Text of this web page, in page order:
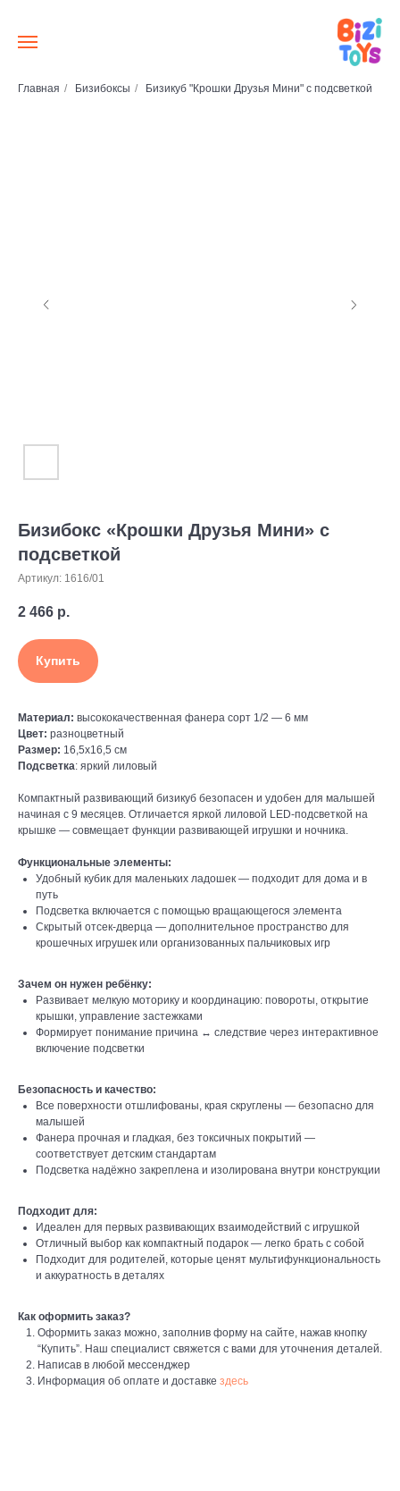
Главная / Бизибоксы / Бизикуб "Крошки Друзья Мини" с подсветкой
Бизибокс «Крошки Друзья Мини» с
подсветкой
Артикул: 1616/01
2 466 р.
Купить
Материал: высококачественная фанера сорт 1/2 — 6 мм
Цвет: разноцветный
Размер: 16,5х16,5 см
Подсветка: яркий лиловый
Компактный развивающий бизикуб безопасен и удобен для малышей
начиная с 9 месяцев. Отличается яркой лиловой LED-подсветкой на
крышке — совмещает функции развивающей игрушки и ночника.
Функциональные элементы:
Удобный кубик для маленьких ладошек — подходит для дома и в
путь
Подсветка включается с помощью вращающегося элемента
Скрытый отсек-дверца — дополнительное пространство для
крошечных игрушек или организованных пальчиковых игр
Зачем он нужен ребёнку:
Развивает мелкую моторику и координацию: повороты, открытие
крышки, управление застежками
Формирует понимание причина ↔ следствие через интерактивное
включение подсветки
Безопасность и качество:
Все поверхности отшлифованы, края скруглены — безопасно для
малышей
Фанера прочная и гладкая, без токсичных покрытий —
соответствует детским стандартам
Подсветка надёжно закреплена и изолирована внутри конструкции
Подходит для:
Идеален для первых развивающих взаимодействий с игрушкой
Отличный выбор как компактный подарок — легко брать с собой
Подходит для родителей, которые ценят мультифункциональность
и аккуратность в деталях
Как оформить заказ?
Оформить заказ можно, заполнив форму на сайте, нажав кнопку
“Купить”. Наш специалист свяжется с вами для уточнения деталей.
Написав в любой мессенджер
Информация об оплате и доставке здесь